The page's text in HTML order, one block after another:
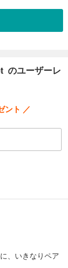
のユーザーレ
ント ／
、いきなりペア